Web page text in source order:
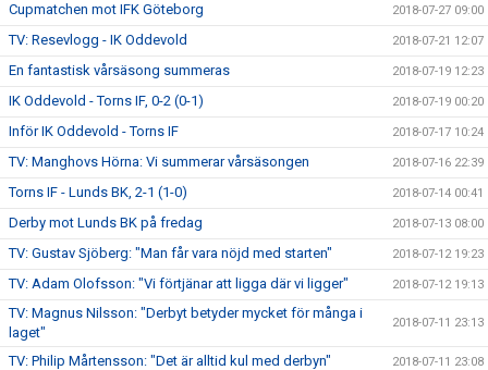
Cupmatchen mot IFK Göteborg 2018-07-27 09:00
TV: Resevlogg - IK Oddevold 2018-07-21 12:07
En fantastisk vårsäsong summeras 2018-07-19 12:23
IK Oddevold - Torns IF, 0-2 (0-1) 2018-07-19 00:20
Inför IK Oddevold - Torns IF 2018-07-17 10:24
TV: Manghovs Hörna: Vi summerar vårsäsongen 2018-07-16 22:39
Torns IF - Lunds BK, 2-1 (1-0) 2018-07-14 00:41
Derby mot Lunds BK på fredag 2018-07-13 08:00
TV: Gustav Sjöberg: "Man får vara nöjd med starten" 2018-07-12 19:23
TV: Adam Olofsson: "Vi förtjänar att ligga där vi ligger" 2018-07-12 19:13
TV: Magnus Nilsson: "Derbyt betyder mycket för många i
laget"
2018-07-11 23:13
TV: Philip Mårtensson: "Det är alltid kul med derbyn" 2018-07-11 23:08